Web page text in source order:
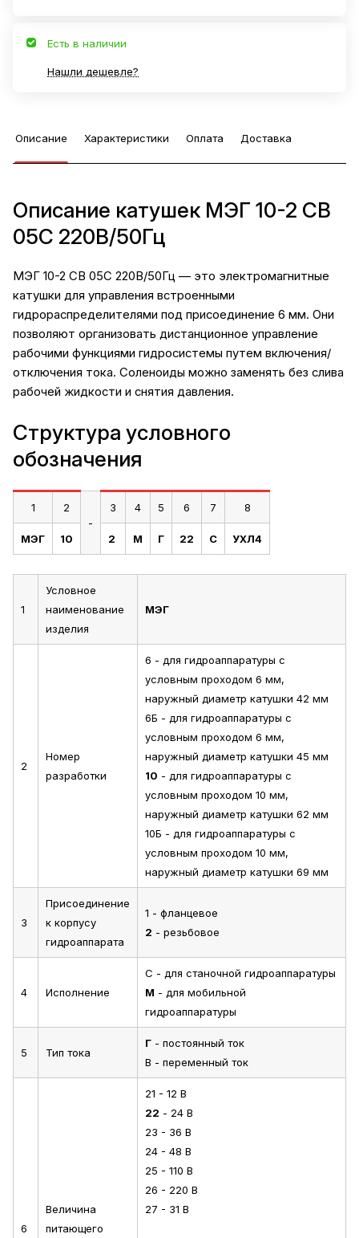
Есть в наличии
Нашли дешевле?
Описание Характеристики Оплата Доставка
Описание катушек МЭГ 10-2 СВ
05С 220В/50Гц
МЭГ 10-2 СВ 05С 220В/50Гц — это электромагнитные
катушки для управления встроенными
гидрораспределителями под присоединение 6 мм. Они
позволяют организовать дистанционное управление
рабочими функциями гидросистемы путем включения/
отключения тока. Соленоиды можно заменять без слива
рабочей жидкости и снятия давления.
Структура условного
обозначения
1
2
-
3 4 5 6 7 8
МЭГ 10 2 М Г 22 С УХЛ4
1
Условное
наименование
изделия
МЭГ
2
Номер
разработки
6 - для гидроаппаратуры с
условным проходом 6 мм,
наружный диаметр катушки 42 мм
6Б - для гидроаппаратуры с
условным проходом 6 мм,
наружный диаметр катушки 45 мм
10 - для гидроаппаратуры с
условным проходом 10 мм,
наружный диаметр катушки 62 мм
10Б - для гидроаппаратуры с
условным проходом 10 мм,
наружный диаметр катушки 69 мм
3
Присоединение
к корпусу
гидроаппарата
1 - фланцевое
2 - резьбовое
4 Исполнение
С - для станочной гидроаппаратуры
М - для мобильной
гидроаппаратуры
5 Тип тока
Г - постоянный ток
В - переменный ток
6
Величина
питающего
21 - 12 В
22 - 24 В
23 - 36 В
24 - 48 В
25 - 110 В
26 - 220 В
27 - 31 В